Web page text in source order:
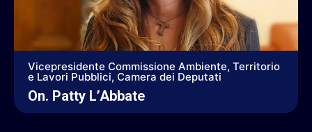
Vicepresidente Commissione Ambiente, Territorio
e Lavori Pubblici, Camera dei Deputati
On. Patty L’Abbate